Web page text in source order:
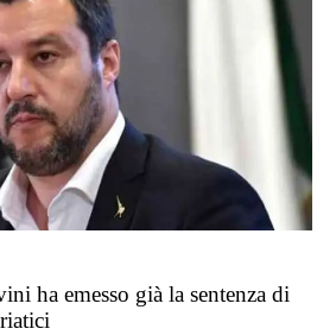
ha emesso già la sentenza di